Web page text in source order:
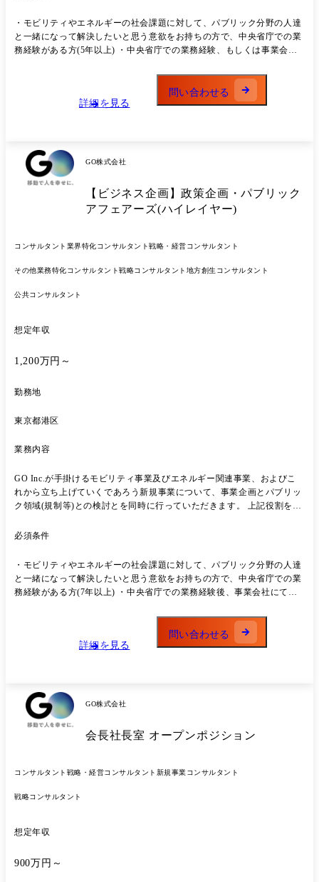
(規制等)も含めた事業戦略立案 ◯あるべき規制等に向けた政府・自治体
調整 ◯担当する事業領域およびプロジェクトに関するマネジメントおよ
び社内外のディレクション ◯外部パートナー様との協業案件におけるマ
◯モビリティ及びエネルギー関連事業の補助金・政府調達プロジェクト
域において、質・量が圧倒的に不足している状態を解消したい。 具体的
当プロジェクトについて関連部門と連携して推進している。
・モビリティやエネルギーの社会課題に対して、パブリック分野の人達
と一緒になって解決したいと思う意欲をお持ちの方で、中央省庁での業
務経験がある方(5年以上) ・中央省庁での業務経験、もしくは事業会社
業やプロジェクト推進の経験が通算で7年以上ある方
詳細を見る
問い合わせる
GO株式会社
【ビジネス企画】政策企画・パブリック
アフェアーズ(ハイレイヤー)
コンサルタント 業界特化コンサルタント戦略・経営コンサルタント
その他業務特化コンサルタント戦略コンサルタント 地方創生コンサルタント
公共コンサルタント
想定年収
1,200万円～
勤務地
東京都港区
業務内容
GO Inc.が手掛けるモビリティ事業及びエネルギー関連事業、およびこ
れから立ち上げていくであろう新規事業について、事業企画とパブリッ
ク領域(規制等)との検討とを同時に行っていただきます。 上記役割を担
事業領域について企画・検討をリードいただきます。 業務内容としては
領域(規制等)も含めた事業戦略立案 ◯あるべき規制等に向けた政府・自
治体調整 ◯担当する事業領域およびプロジェクトに関するマネジメント
および社内外のディレクション ◯外部パートナー様との協業案件におけ
るパブリック領域において、質・量が圧倒的に不足している状態を解消
したい。 具体的には、複数の業界について自身でリードいただき、関わ
る。
必須条件
・モビリティやエネルギーの社会課題に対して、パブリック分野の人達
と一緒になって解決したいと思う意欲をお持ちの方で、中央省庁での業
務経験がある方(7年以上) ・中央省庁での業務経験後、事業会社にて政
ロジェクト推進の経験がある方(10年以上) ・上記部門においてマネジメ
詳細を見る
問い合わせる
GO株式会社
会長社長室 オープンポジション
コンサルタント 戦略・経営コンサルタント 新規事業コンサルタント
戦略コンサルタント
想定年収
900万円～